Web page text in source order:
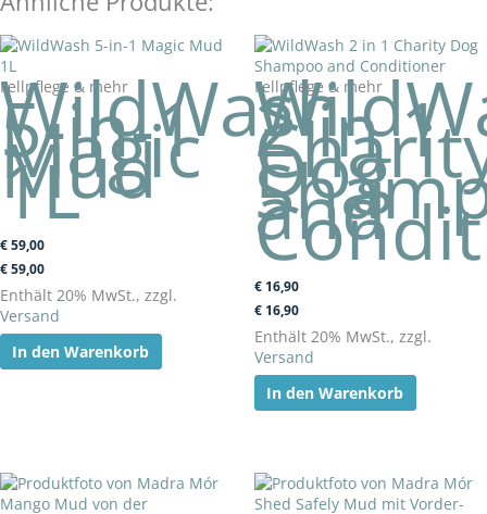
Fellpflege & mehr
WildWash
5-in-1
Magic
Mud
1L
€59,00
€59,00
Enthält 20% MwSt., zzgl.
Versand
In den Warenkorb
Fellpflege & mehr
2 in 1
Dog
and
€ 16,90
€ 16,90
Enthält 20% MwSt., zzgl.
Versand
In den Warenkorb